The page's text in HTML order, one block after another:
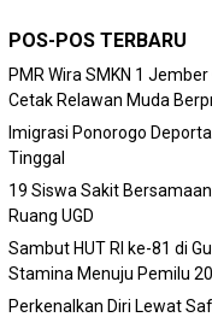
POS-POS TERBARU
PMR Wira SMKN 1
Cetak Relawan Muda
Imigrasi Ponorogo
Tinggal
19 Siswa Sakit
Ruang UGD
Sambut HUT RI ke-81 di
Stamina Menuju Pemilu
Perkenalkan Diri Lewat